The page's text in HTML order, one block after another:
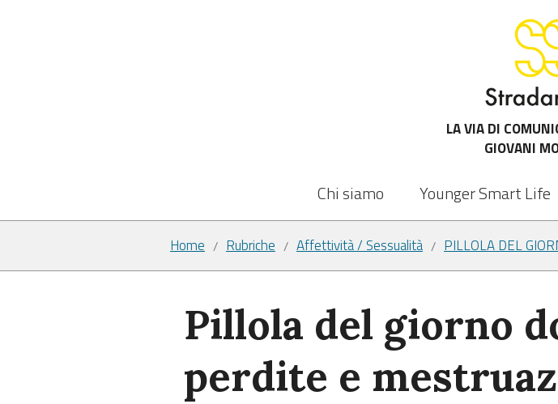
LA VIA DI
GIOVANI
Chi siamo Younger Smart Life
Home / Rubriche / Affettività / Sessualità / PILLOLA DEL
Pillola del giorno
perdite e